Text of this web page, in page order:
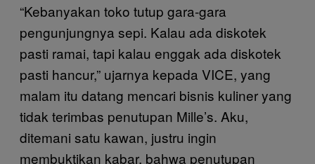
“Kebanyakan toko tutup gara-gara
pengunjungnya sepi. Kalau ada diskotek
pasti ramai, tapi kalau enggak ada diskotek
pasti hancur,” ujarnya kepada VICE, yang
malam itu datang mencari bisnis kuliner yang
tidak terimbas penutupan Mille’s. Aku,
ditemani satu kawan, justru ingin
membuktikan kabar, bahwa penutupan